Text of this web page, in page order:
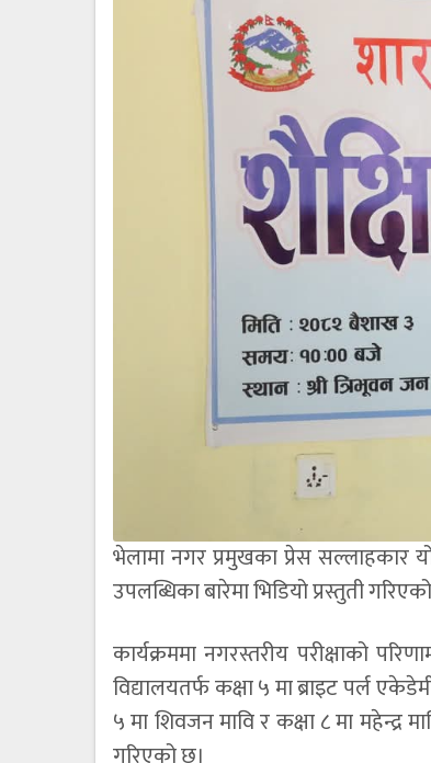
भेलामा नगर प्रमुखका प्रेस सल्लाहकार
उपलब्धिका बारेमा भिडियो प्रस्तुती
कार्यक्रममा नगरस्तरीय परीक्षाको
विद्यालयतर्फ कक्षा ५ मा ब्राइट पर्ल
५ मा शिवजन मावि र कक्षा ८ मा महेन्द्र